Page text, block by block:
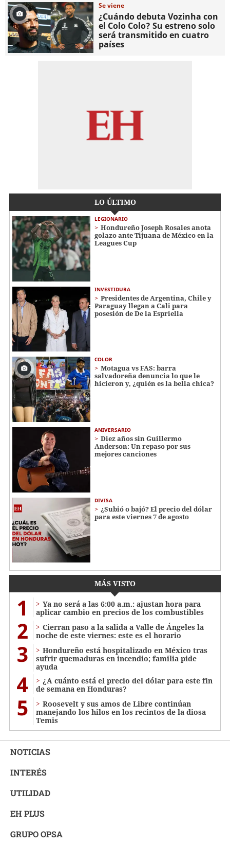
Se viene
¿Cuándo debuta Vozinha con
el Colo Colo? Su estreno solo
será transmitido en cuatro
países
LO ÚLTIMO
LEGIONARIO
Hondureño Joseph Rosales anota
golazo ante Tijuana de México en la
Leagues Cup
INVESTIDURA
Presidentes de Argentina, Chile y
Paraguay llegan a Cali para
posesión de De la Espriella
COLOR
Motagua vs FAS: barra
salvadoreña denuncia lo que le
hicieron y, ¿quién es la bella chica?
ANIVERSARIO
Diez años sin Guillermo
Anderson: Un repaso por sus
mejores canciones
DIVISA
¿Subió o bajó? El precio del dólar
para este viernes 7 de agosto
MÁS VISTO
1
Ya no será a las 6:00 a.m.: ajustan hora para
aplicar cambio en precios de los combustibles
2
Cierran paso a la salida a Valle de Ángeles la
noche de este viernes: este es el horario
3
Hondureño está hospitalizado en México tras
sufrir quemaduras en incendio; familia pide
ayuda
4
¿A cuánto está el precio del dólar para este fin
de semana en Honduras?
5
Roosevelt y sus amos de Libre continúan
manejando los hilos en los recintos de la diosa
Temis
NOTICIAS
INTERÉS
UTILIDAD
EH PLUS
GRUPO OPSA